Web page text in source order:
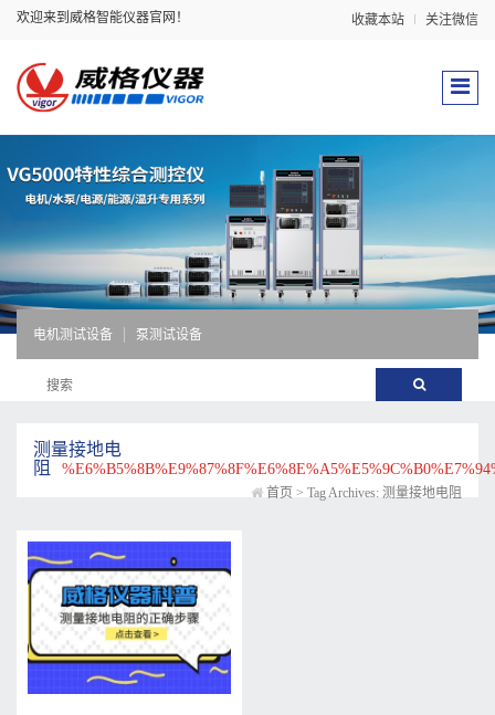
欢迎来到威格智能仪器官网！ 收藏本站 关注微信
电机测试设备 泵测试设备
测量接地电
阻
首页 > Tag Archives: 测量接地电阻